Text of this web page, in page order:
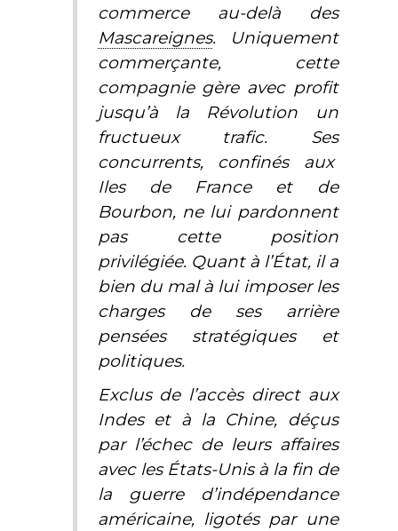
commerce au-delà des
Mascareignes. Uniquement
commerçante, cette
compagnie gère avec profit
jusqu’à la Révolution un
fructueux trafic. Ses
concurrents, confinés aux
Iles de France et de
Bourbon, ne lui pardonnent
pas cette position
privilégiée. Quant à l’État, il a
bien du mal à lui imposer les
charges de ses arrière
pensées stratégiques et
politiques.
Exclus de l’accès direct aux
Indes et à la Chine, déçus
par l’échec de leurs affaires
avec les États-Unis à la fin de
la guerre d’indépendance
américaine, ligotés par une